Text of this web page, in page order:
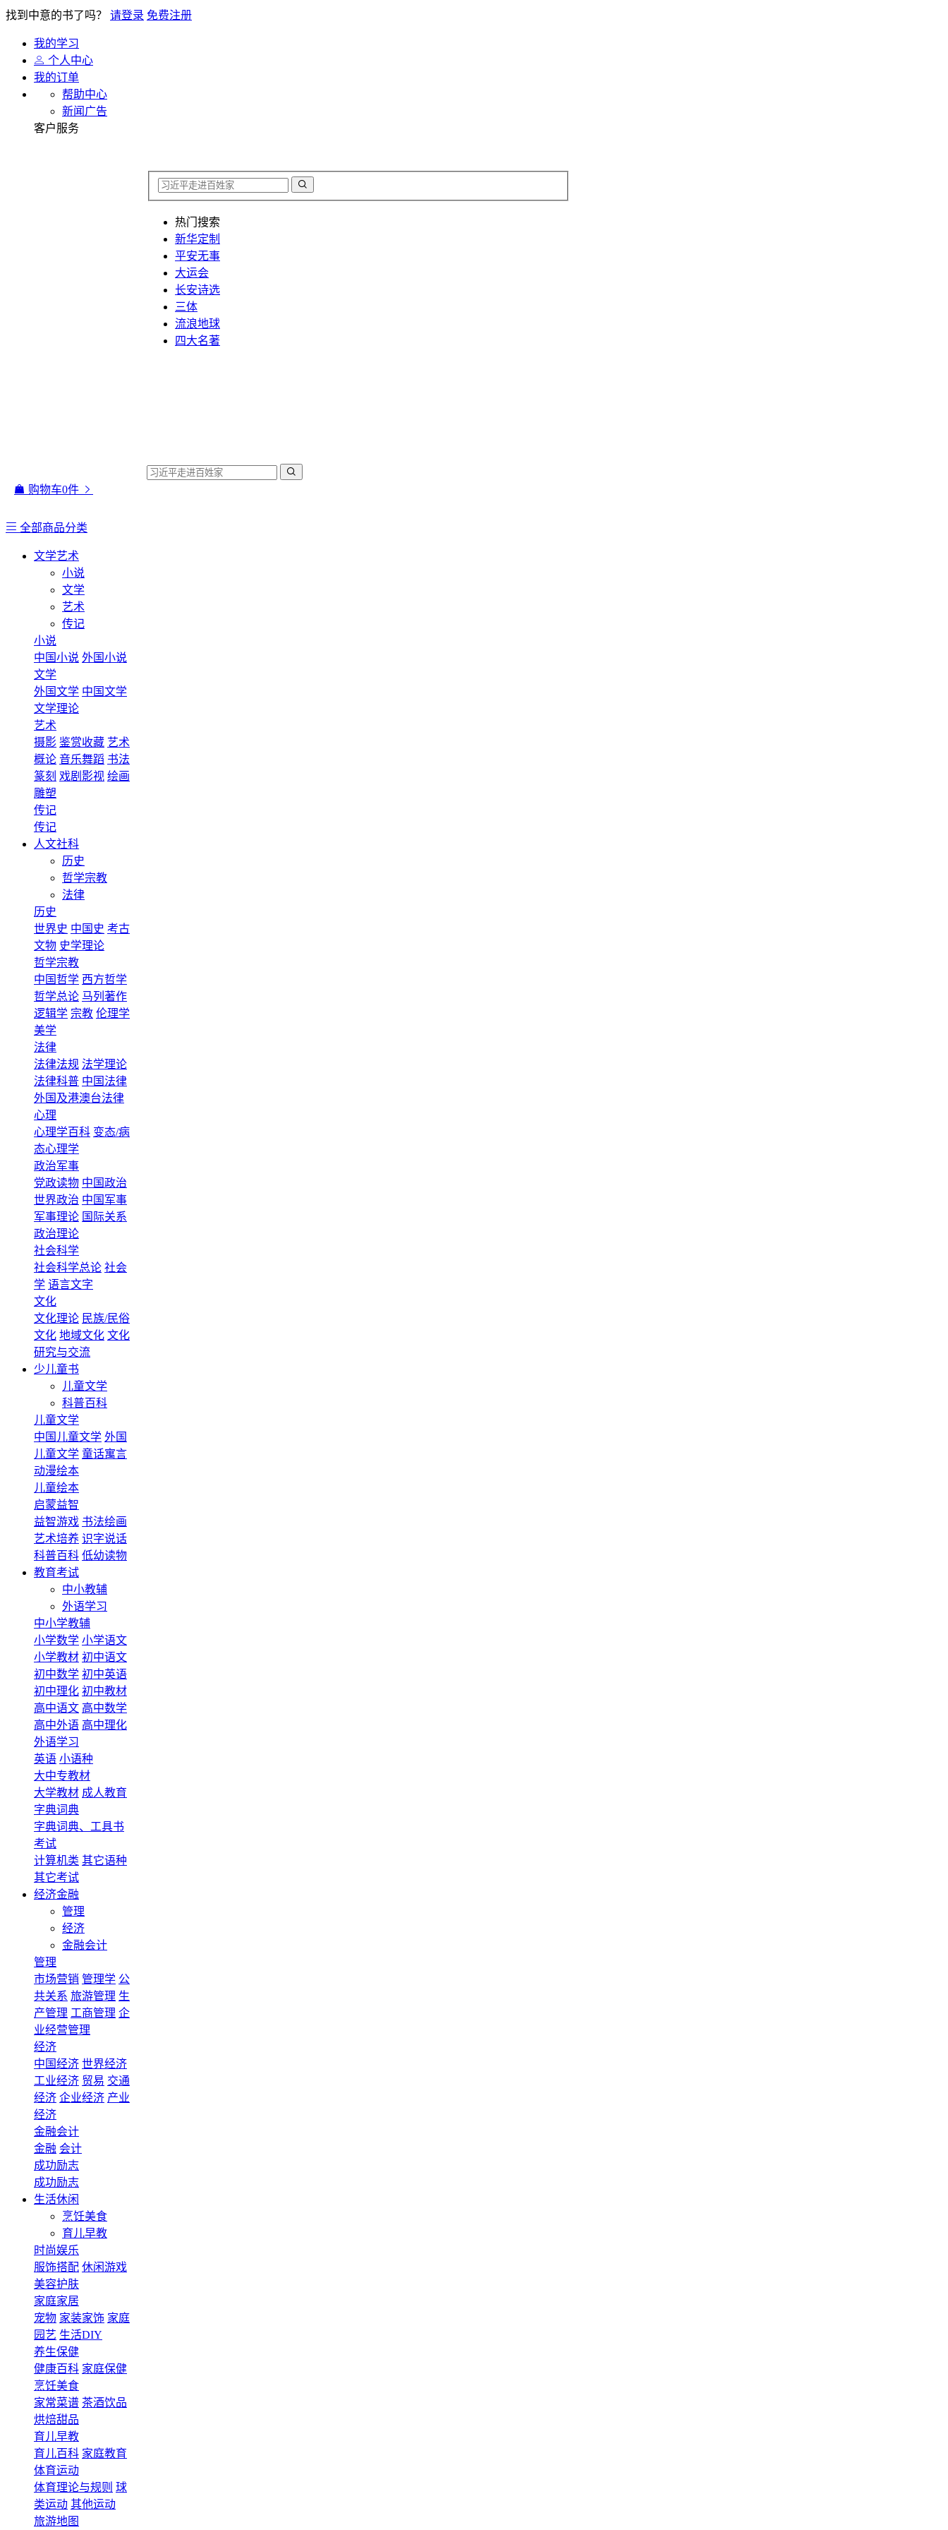
找到中意的书了吗？ 请登录 免费注册
我的学习
个人中心
我的订单
帮助中心
新闻广告
客户服务
热门搜索
新华定制
平安无事
大运会
长安诗选
三体
流浪地球
四大名著
购物车0件
全部商品分类
文学艺术
小说
文学
艺术
传记
小说
中国小说 外国小说
文学
外国文学 中国文学
文学理论
艺术
摄影 鉴赏收藏 艺术
概论 音乐舞蹈 书法
篆刻 戏剧影视 绘画
雕塑
传记
传记
人文社科
历史
哲学宗教
法律
历史
世界史 中国史 考古
文物 史学理论
哲学宗教
中国哲学 西方哲学
哲学总论 马列著作
逻辑学 宗教 伦理学
美学
法律
法律法规 法学理论
法律科普 中国法律
外国及港澳台法律
心理
心理学百科 变态/病
态心理学
政治军事
党政读物 中国政治
世界政治 中国军事
军事理论 国际关系
政治理论
社会科学
社会科学总论 社会
学 语言文字
文化
文化理论 民族/民俗
文化 地域文化 文化
研究与交流
少儿童书
儿童文学
科普百科
儿童文学
中国儿童文学 外国
儿童文学 童话寓言
动漫绘本
儿童绘本
启蒙益智
益智游戏 书法绘画
艺术培养 识字说话
科普百科 低幼读物
教育考试
中小教辅
外语学习
中小学教辅
小学数学 小学语文
小学教材 初中语文
初中数学 初中英语
初中理化 初中教材
高中语文 高中数学
高中外语 高中理化
外语学习
英语 小语种
大中专教材
大学教材 成人教育
字典词典
字典词典、工具书
考试
计算机类 其它语种
其它考试
经济金融
管理
经济
金融会计
管理
市场营销 管理学 公
共关系 旅游管理 生
产管理 工商管理 企
业经营管理
经济
中国经济 世界经济
工业经济 贸易 交通
经济 企业经济 产业
经济
金融会计
金融 会计
成功励志
成功励志
生活休闲
烹饪美食
育儿早教
时尚娱乐
服饰搭配 休闲游戏
美容护肤
家庭家居
宠物 家装家饰 家庭
园艺 生活DIY
养生保健
健康百科 家庭保健
烹饪美食
家常菜谱 茶酒饮品
烘焙甜品
育儿早教
育儿百科 家庭教育
体育运动
体育理论与规则 球
类运动 其他运动
旅游地图